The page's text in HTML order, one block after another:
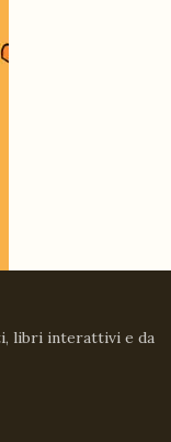
libri interattivi e da